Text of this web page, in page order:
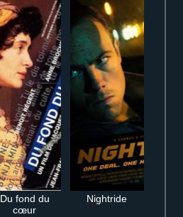
Du fond du
cœur
Nightride